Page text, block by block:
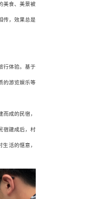
美食、美景被
传，效果总是
行体验。基于
的游览娱乐等
成的民宿，
宿建成后，村
活的惬意，